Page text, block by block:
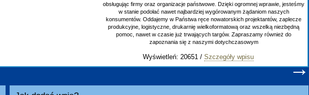
obsługując firmy oraz organizacje państwowe. Dzięki ogromnej wprawie, jesteśmy
w stanie podołać nawet najbardziej wygórowanym żądaniom naszych
konsumentów. Oddajemy w Państwa ręce nowatorskich projektantów, zaplecze
produkcyjne, logistyczne, drukarnię wielkoformatową oraz wszelką niezbędną
pomoc, nawet w czasie już trwających targów. Zapraszamy również do
zapoznania się z naszymi dotychczasowym
Wyświetleń: 20651 / Szczegóły wpisu
→